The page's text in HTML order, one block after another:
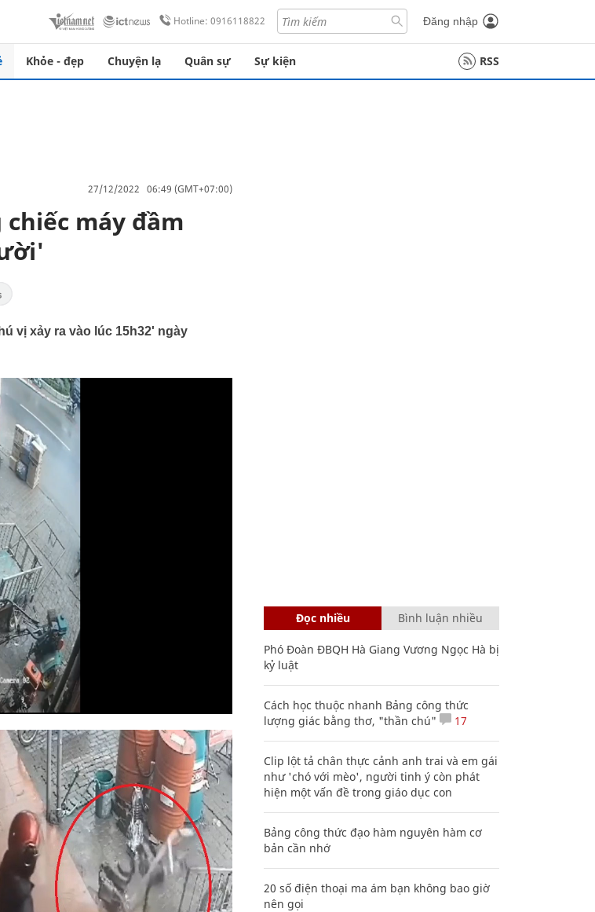
Hotline: 0916118822 Đăng nhập
Khỏe - đẹp Chuyện lạ Quân sự Sự kiện RSS
27/12/2022 06:49 (GMT+07:00)
máy đầm
vị xảy ra vào lúc 15h32' ngày
Đọc nhiều Bình luận nhiều
Phó Đoàn ĐBQH Hà Giang Vương Ngọc Hà bị
kỷ luật
Cách học thuộc nhanh Bảng công thức
lượng giác bằng thơ, "thần chú"
17
Clip lột tả chân thực cảnh anh trai và em gái
như 'chó với mèo', người tinh ý còn phát
hiện một vấn đề trong giáo dục con
Bảng công thức đạo hàm nguyên hàm cơ
bản cần nhớ
20 số điện thoại ma ám bạn không bao giờ
nên gọi